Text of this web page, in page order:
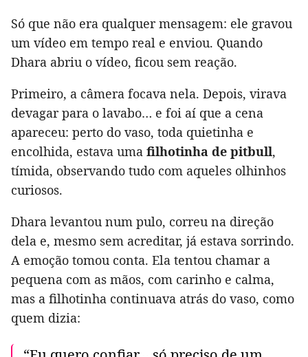
Só que não era qualquer mensagem: ele gravou
um vídeo em tempo real e enviou. Quando
Dhara abriu o vídeo, ficou sem reação.
Primeiro, a câmera focava nela. Depois, virava
devagar para o lavabo… e foi aí que a cena
apareceu: perto do vaso, toda quietinha e
encolhida, estava uma filhotinha de pitbull,
tímida, observando tudo com aqueles olhinhos
curiosos.
Dhara levantou num pulo, correu na direção
dela e, mesmo sem acreditar, já estava sorrindo.
A emoção tomou conta. Ela tentou chamar a
pequena com as mãos, com carinho e calma,
mas a filhotinha continuava atrás do vaso, como
quem dizia: